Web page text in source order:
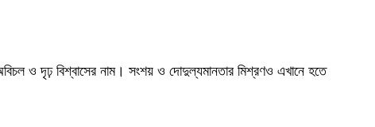
ও দৃঢ় বিশ্বাসের নাম। সংশয় ও দোদুল্যমানতার মিশ্রণও এখানে হতে